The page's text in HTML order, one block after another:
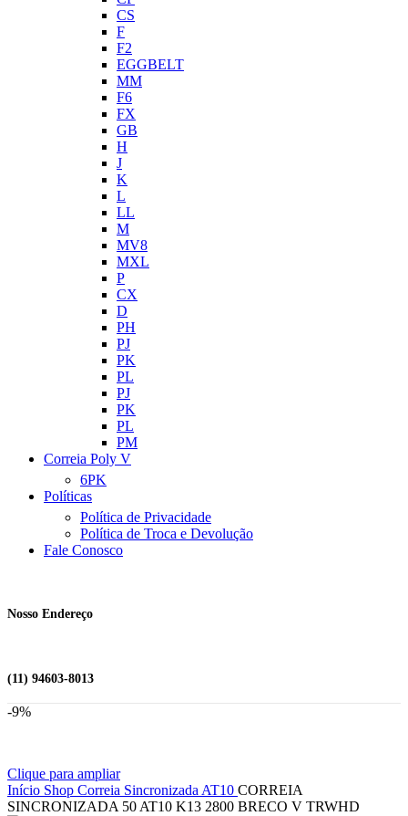
CS
F
F2
EGGBELT
MM
F6
FX
GB
H
J
K
L
LL
M
MV8
MXL
P
CX
D
PH
PJ
PK
PL
PJ
PK
PL
PM
Correia Poly V
6PK
Políticas
Política de Privacidade
Política de Troca e Devolução
Fale Conosco
Nosso Endereço
(11) 94603-8013
-9%
Clique para ampliar
Início Shop Correia SincronizadaAT10 CORREIA
SINCRONIZADA 50 AT10 K13 2800 BRECO V TRWHD